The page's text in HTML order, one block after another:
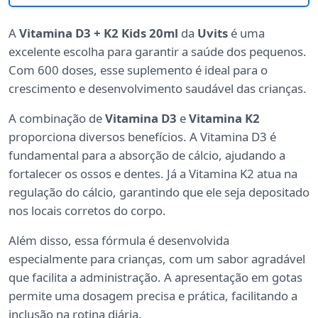
AVitamina D3 + K2 Kids 20ml da Uvits é uma
excelente escolha para garantir a saúde dos pequenos.
Com 600 doses, esse suplemento é ideal para o
crescimento e desenvolvimento saudável das crianças.
A combinação deVitamina D3 eVitamina K2
proporciona diversos benefícios. A Vitamina D3 é
fundamental para a absorção de cálcio, ajudando a
fortalecer os ossos e dentes. Já a Vitamina K2 atua na
regulação do cálcio, garantindo que ele seja depositado
nos locais corretos do corpo.
Além disso, essa fórmula é desenvolvida
especialmente para crianças, com um sabor agradável
que facilita a administração. A apresentação em gotas
permite uma dosagem precisa e prática, facilitando a
inclusão na rotina diária.